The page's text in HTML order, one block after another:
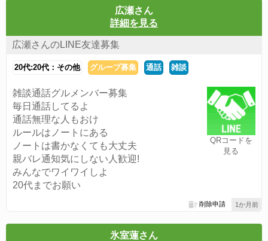
広瀬さん
詳細を見る
広瀬さんのLINE友達募集
20代:20代：その他 グループ募集 通話 雑談
QRコードを
見る
雑談通話グルメンバー募集
毎日通話してるよ
通話無理な人もおけ
ルールはノートにある
ノートは書かなくても大丈夫
親バレ通知気にしない人歓迎!
みんなでワイワイしよ
20代までお願い
1か月前
削除申請
氷室蓮さん